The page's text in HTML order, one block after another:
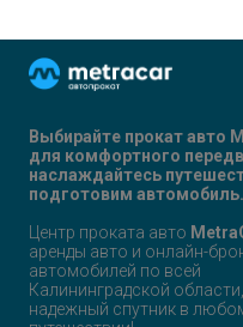
Выбирайте прокат авто
для комфортного
наслаждайтесь
подготовим автомобиль.
Центр проката авто
аренды авто и онлайн-
автомобилей по всей
Калининградской
надежный спутник в